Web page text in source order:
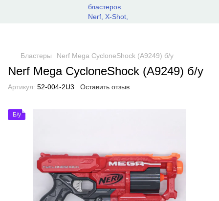
Бластеры Nerf Mega CycloneShock (A9249) б/у
Nerf Mega CycloneShock (A9249) б/у
Артикул: 52-004-2U3 Оставить отзыв
Б/у